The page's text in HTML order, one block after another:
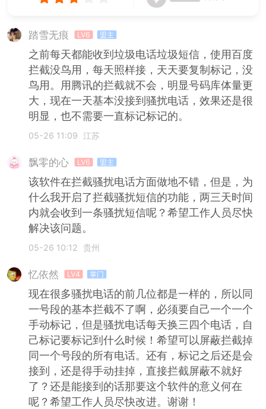
踏雪无痕 LV6 盟主
之前每天都能收到垃圾电话垃圾短信，使用百度
拦截没鸟用，每天照样接，天天要复制标记，没
鸟用。用腾讯的拦截就不会，明显号码库体量更
大，现在一天基本没接到骚扰电话，效果还是很
明显，也不需要一直标记标记的。
05-26 11:09 江苏
飘零的心 LV6 盟主
该软件在拦截骚扰电话方面做地不错，但是，为
什么我开启了拦截骚扰短信的功能，两三天时间
内就会收到一条骚扰短信呢？希望工作人员尽快
解决该问题。
05-26 10:12 贵州
忆依然 LV4 掌门
现在很多骚扰电话的前几位都是一样的，所以同
一号段的基本拦截不了啊，必须要自己一个一个
手动标记，但是骚扰电话每天换三四个电话，自
己标记要标记到什么时候！希望可以屏蔽拦截掉
同一个号段的所有电话。还有，标记之后还是会
接到，还是得手动挂掉，直接拦截屏蔽不就好
了？还是能接到的话那要这个软件的意义何在
呢？希望工作人员尽快改进。谢谢！